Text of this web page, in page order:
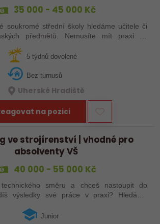
35 000 - 45 000 Kč
soukromé střední školy hledáme učitele či
předmětů. Nemusíte mít praxi ze
5 týdnů dovolené
Bez turnusů
Uherské Hradiště
na pozici
ve strojírenství | vhodné pro
absolventy VŠ
40 000 - 55 000 Kč
směru a chceš nastoupit do
výsledky své práce v praxi? Hledáme
především na…
Junior